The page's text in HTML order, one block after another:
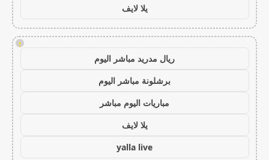
يلا لايف
!
ريال مدريد مباشر اليوم
برشلونة مباشر اليوم
مباريات اليوم مباشر
يلا لايف
yalla live